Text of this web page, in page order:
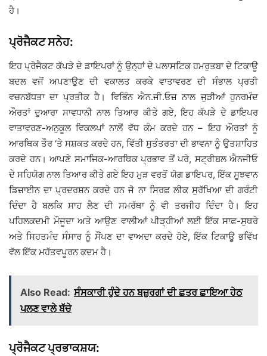
ਹੈ।
ਪ੍ਰੋਜੈਕਟ ਸਨੇਹ:
ਇਹ ਪ੍ਰੋਜੈਕਟ ਕੱਪੜੇ ਦੇ ਡਾਇਪਰਾਂ ਨੂੰ ਉਨ੍ਹਾਂ ਦੇ ਪਲਾਸਟਿਕ ਹਮਰੁਤਬਾ ਦੇ ਟਿਕਾਊ
ਬਦਲ ਵਜੋਂ ਅਪਣਾਉਣ ਦੀ ਵਕਾਲਤ ਕਰਕੇ ਵਾਤਾਵਰਣ ਦੀ ਸੰਭਾਲ ਪ੍ਰਤੀ
ਵਚਨਬੱਧਤਾ ਦਾ ਪ੍ਰਤੀਕ ਹੈ। ਵਿਭਿੰਨ ਐਨ.ਜੀ.ਓਜ਼ ਨਾਲ ਜੁੜੀਆਂ ਹੁਨਰਮੰਦ
ਔਰਤਾਂ ਦੁਆਰਾ ਸਾਵਧਾਨੀ ਨਾਲ ਤਿਆਰ ਕੀਤੇ ਗਏ, ਇਹ ਕੱਪੜੇ ਦੇ ਡਾਇਪਰ
ਵਾਤਾਵਰਣ-ਅਨੁਕੂਲ ਵਿਕਲਪਾਂ ਨਾਲੋਂ ਵੱਧ ਕੰਮ ਕਰਦੇ ਹਨ – ਇਹ ਔਰਤਾਂ ਨੂੰ
ਆਰਥਿਕ ਤੌਰ ‘ਤੇ ਸਸ਼ਕਤ ਕਰਦੇ ਹਨ, ਵਿੱਤੀ ਸੁਤੰਤਰਤਾ ਦੀ ਭਾਵਨਾ ਨੂੰ ਉਤਸ਼ਾਹਿਤ
ਕਰਦੇ ਹਨ। ਆਪਣੇ ਸਮਾਜਿਕ-ਆਰਥਿਕ ਪ੍ਰਭਾਵ ਤੋਂ ਪਰੇ, ਸਟ੍ਰੀਬਲ ਐਨਜੀਓ
ਦੇ ਸਹਿਯੋਗ ਨਾਲ ਤਿਆਰ ਕੀਤੇ ਗਏ ਇਹ ਮੁੜ ਵਰਤੋਂ ਯੋਗ ਡਾਇਪਰ, ਇੱਕ ਸੂਝਵਾਨ
ਡਿਜ਼ਾਈਨ ਦਾ ਪ੍ਰਦਰਸ਼ਨ ਕਰਦੇ ਹਨ ਜੋ ਨਾ ਸਿਰਫ਼ ਲੀਕ ਸੁਰੱਖਿਆ ਦੀ ਗਰੰਟੀ
ਦਿੰਦਾ ਹੈ ਬਲਕਿ ਸਾਹ ਲੈਣ ਦੀ ਸਮਰੱਥਾ ਨੂੰ ਵੀ ਤਰਜੀਹ ਦਿੰਦਾ ਹੈ। ਇਹ
ਪਹਿਲਕਦਮੀ ਮੌਜੂਦਾ ਅਤੇ ਆਉਣ ਵਾਲੀਆਂ ਪੀੜ੍ਹੀਆਂ ਲਈ ਇੱਕ ਸਾਫ਼-ਸੁਥਰੇ
ਅਤੇ ਸਿਹਤਮੰਦ ਸੰਸਾਰ ਨੂੰ ਸੌਂਪਣ ਦਾ ਵਾਅਦਾ ਕਰਦੇ ਹੋਏ, ਇੱਕ ਟਿਕਾਊ ਭਵਿੱਖ
ਵੱਲ ਇੱਕ ਮਹੱਤਵਪੂਰਨ ਕਦਮ ਹੈ।
Also Read: ਸੰਸਕਾਰੀ ਹੁੰਦੇ ਹਨ ਬਜ਼ੁਰਗਾਂ ਦੀ ਛਤਰ ਛਾਇਆ ਹੇਠ
ਪਲਣ ਵਾਲੇ ਬੱਚੇ
ਪ੍ਰੋਜੈਕਟ ਪ੍ਰਭਾਕਸ਼ਯ: